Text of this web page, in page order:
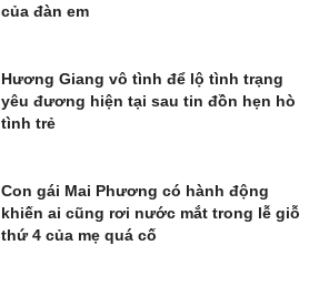
của đàn em
Hương Giang vô tình để lộ tình trạng
yêu đương hiện tại sau tin đồn hẹn hò
tình trẻ
Con gái Mai Phương có hành động
khiến ai cũng rơi nước mắt trong lễ giỗ
thứ 4 của mẹ quá cố